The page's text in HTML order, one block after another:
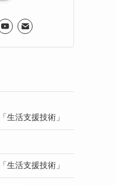
生活支援技術」
生活支援技術」